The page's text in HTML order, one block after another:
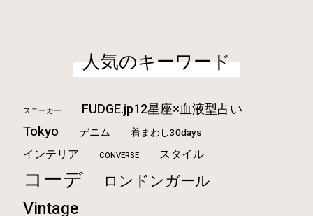
人気のキーワード
スニーカー FUDGE.jp12星座×血液型占い
Tokyo デニム 着まわし30days
インテリア CONVERSE スタイル
コーデ ロンドンガール
Vintage